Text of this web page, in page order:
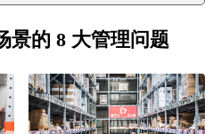
景的 8 大管理问题